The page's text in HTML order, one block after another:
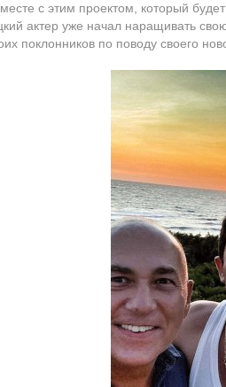
с этим проектом, который
актер уже начал наращивать
поклонников по поводу своего